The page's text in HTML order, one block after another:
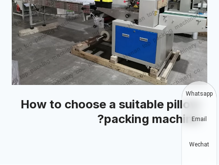
How to choose a suitable pillow
packing machine?
Whatsapp
Email
Wechat